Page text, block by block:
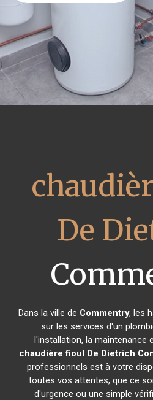
De
Dans la ville de Commentry, les
sur les services d'un
l'installation, la maintenance
chaudière fioul De Dietrich
professionnels est à votre
toutes vos attentes, que ce
d'urgence ou une simple